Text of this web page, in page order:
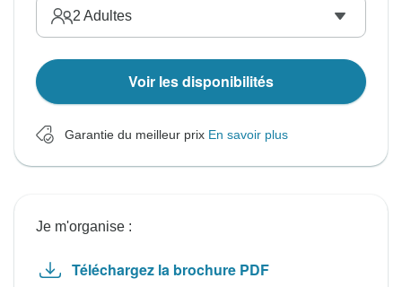
2 Adultes
Voir les disponibilités
Garantie du meilleur prix En savoir plus
Je m'organise :
Téléchargez la brochure PDF